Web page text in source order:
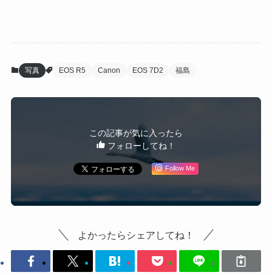
写真 EOS R5 Canon EOS 7D2 福島
この記事が気に入ったら
フォローしてね！
Follow Me
よかったらシェアしてね！